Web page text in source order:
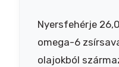
Nyersfehérje
omega-6
olajokból